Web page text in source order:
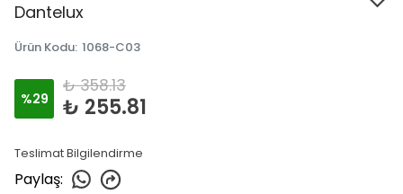
Dantelux
Ürün Kodu: 1068-C03
%29
₺ 358.13
₺ 255.81
Teslimat Bilgilendirme
Paylaş: